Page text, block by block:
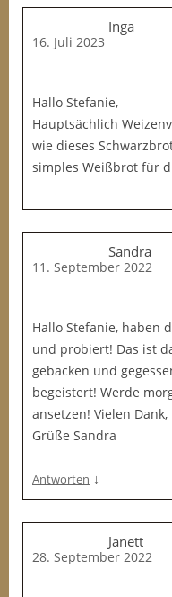
Inga
16. Juli 2023
Hallo Stefanie,
Hauptsächlich
wie dieses
simples Weißbrot für
Sandra
11. September 2022
Hallo Stefanie, haben
und probiert! Das ist
gebacken und
begeistert! Werde
ansetzen! Vielen
Grüße Sandra
Antworten ↓
Janett
28. September 2022